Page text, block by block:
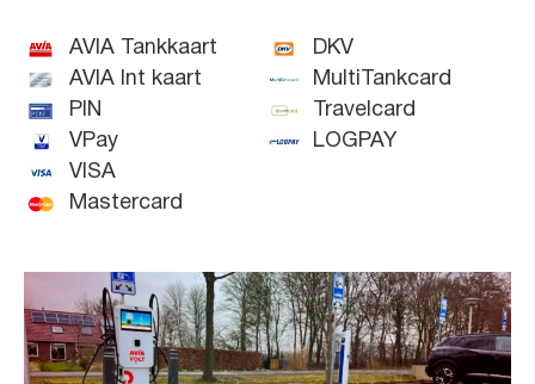
AVIA Tankkaart
AVIA Int kaart
PIN
VPay
VISA
Mastercard
DKV
MultiTankcard
Travelcard
LOGPAY